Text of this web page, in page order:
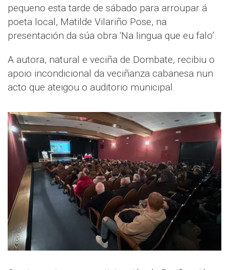
pequeno esta tarde de sábado para arroupar á
poeta local, Matilde Vilariño Pose, na
presentación da súa obra ‘Na lingua que eu falo’.
A autora, natural e veciña de Dombate, recibiu o
apoio incondicional da veciñanza cabanesa nun
acto que ateigou o auditorio municipal.